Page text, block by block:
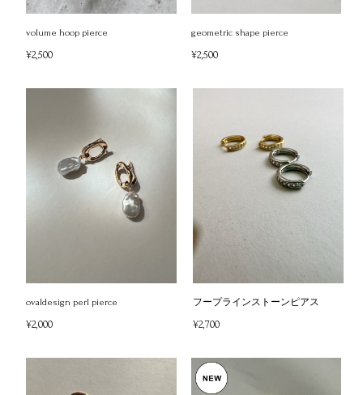
volume hoop pierce
¥2,500
geometric shape pierce
¥2,500
ovaldesign perl pierce
¥2,000
フープラインストーンピアス
¥2,700